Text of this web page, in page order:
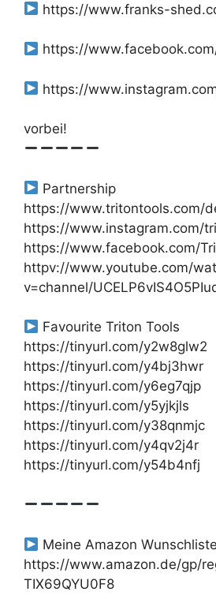
https://www.franks-
https://
https://
vorbei!
Partnership
https://www.tritontools.com/
https://www.instagram.com/
https://www.facebook.com/
httpv://www.youtube.com/
v=channel/
Favourite Triton Tools
https://tinyurl.com/y2w8glw2
https://tinyurl.com/y4bj3hwr
https://tinyurl.com/y6eg7qjp
https://tinyurl.com/y5yjkjls
https://tinyurl.com/y38qnmjc
https://tinyurl.com/y4qv2j4r
https://tinyurl.com/y54b4nfj
Meine Amazon
https://www.amazon.de/gp/
TIX69QYU0F8